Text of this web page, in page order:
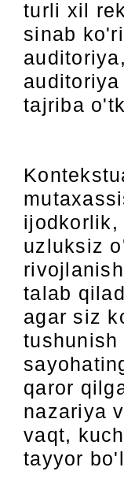
turli xil
sinab
tajriba
ijodkorlik,
uzluksiz
talab
agar siz
tushunish
qaror
nazariya
vaqt,
tayyor